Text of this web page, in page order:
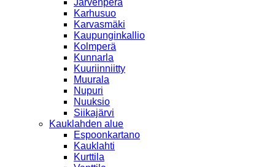
Karhusuo
Karvasmäki
Kaupunginkallio
Kolmperä
Kunnarla
Kuuriinniitty
Muurala
Nupuri
Nuuksio
Siikajärvi
Kauklahden alue
Espoonkartano
Kauklahti
Kurttila